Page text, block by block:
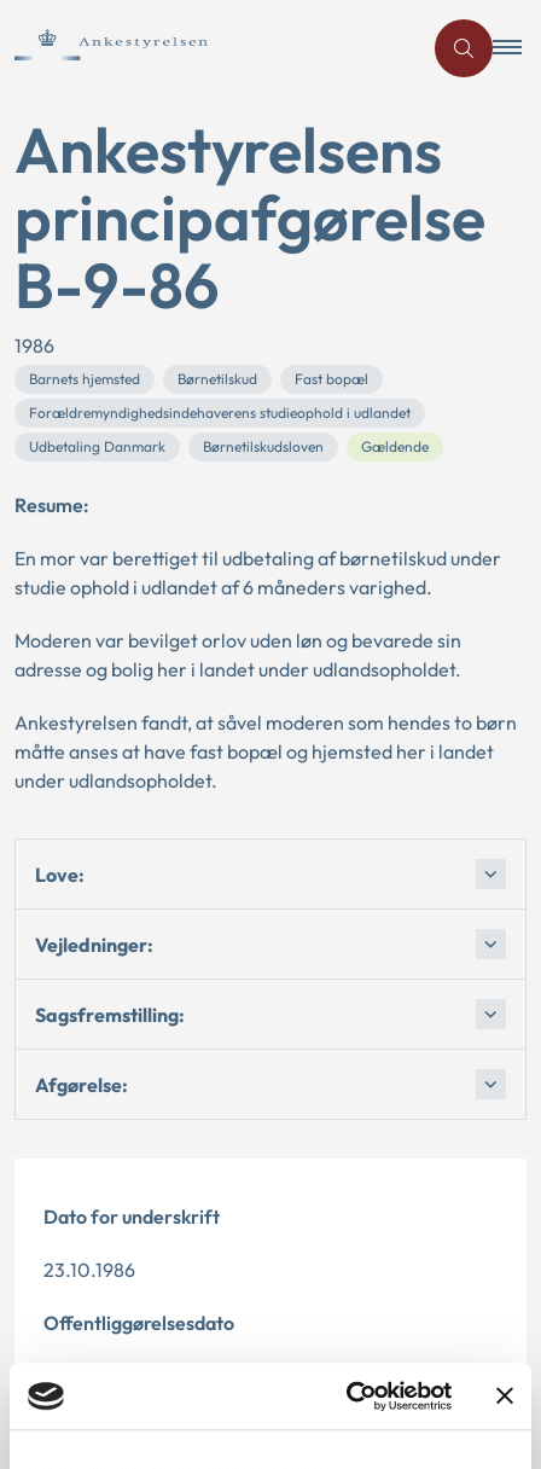
Ankestyrelsens
principafgørelse
B-9-86
1986
Barnets hjemsted Børnetilskud
Fast bopæl
Forældremyndighedsindehaverens studieophold i udlandet
Udbetaling Danmark
Børnetilskudsloven Gældende
Resume:
En mor var berettiget til udbetaling af børnetilskud under
studie ophold i udlandet af 6 måneders varighed.
Moderen var bevilget orlov uden løn og bevarede sin
adresse og bolig her i landet under udlandsopholdet.
Ankestyrelsen fandt, at såvel moderen som hendes to børn
måtte anses at have fast bopæl og hjemsted her i landet
under udlandsopholdet.
Love:
Vejledninger:
Sagsfremstilling:
Afgørelse:
Dato for underskrift
23.10.1986
Offentliggørelsesdato
10.07.2013
Paragraf